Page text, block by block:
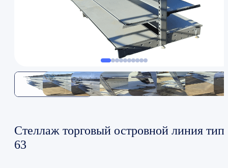
Стеллаж торговый островной линия тип
63